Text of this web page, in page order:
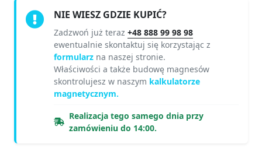
NIE WIESZ GDZIE KUPIĆ?
Zadzwoń już teraz +48 888 99 98 98
ewentualnie skontaktuj się korzystając z
formularz na naszej stronie.
Właściwości a także budowę magnesów
skontrolujesz w naszym kalkulatorze
magnetycznym.
Realizacja tego samego dnia przy
zamówieniu do 14:00.